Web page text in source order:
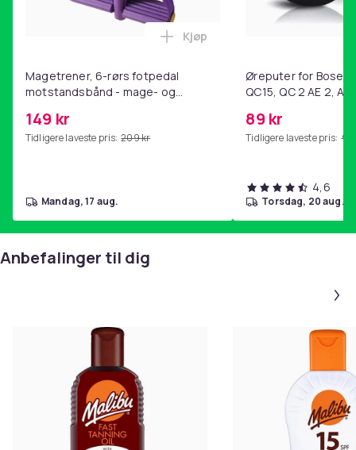
Magetrener, 6-rørs fotpedal
motstandsbånd - mage- og
hjemmegymnastikk Purple
149 kr
Tidligere laveste pris: 209 kr
Legg Magetrener, 6-rørs
Kjøp
mandag, 17 aug.
Øreputer for Bose
QC15, QC 2 AE 2, AE
89 kr
Tidligere laveste pris: 99
4,6
torsdag, 20 aug.
Anbefalinger til dig